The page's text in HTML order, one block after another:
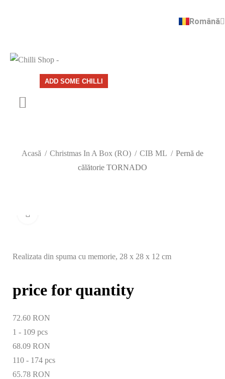
Română
English
ADD SOME CHILLI
Acasă Christmas In A Box (RO) CIB ML
Pernă de
călătorie TORNADO
price for quantity
72.60 RON
1 - 109 pcs
68.09 RON
110 - 174 pcs
65.78 RON
Realizata din spuma cu memorie, 28 x 28 x 12 cm